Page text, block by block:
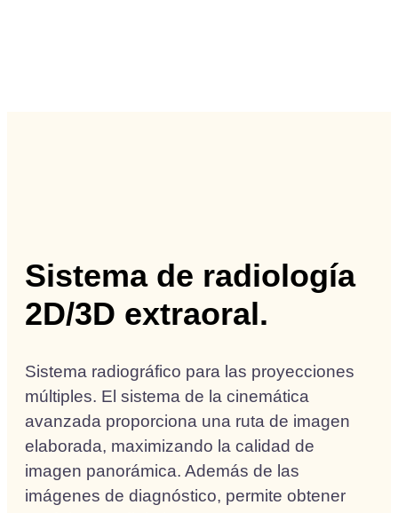
Sistema de radiología
2D/3D extraoral.
Sistema radiográfico para las proyecciones
múltiples. El sistema de la cinemática
avanzada proporciona una ruta de imagen
elaborada, maximizando la calidad de
imagen panorámica. Además de las
imágenes de diagnóstico, permite obtener